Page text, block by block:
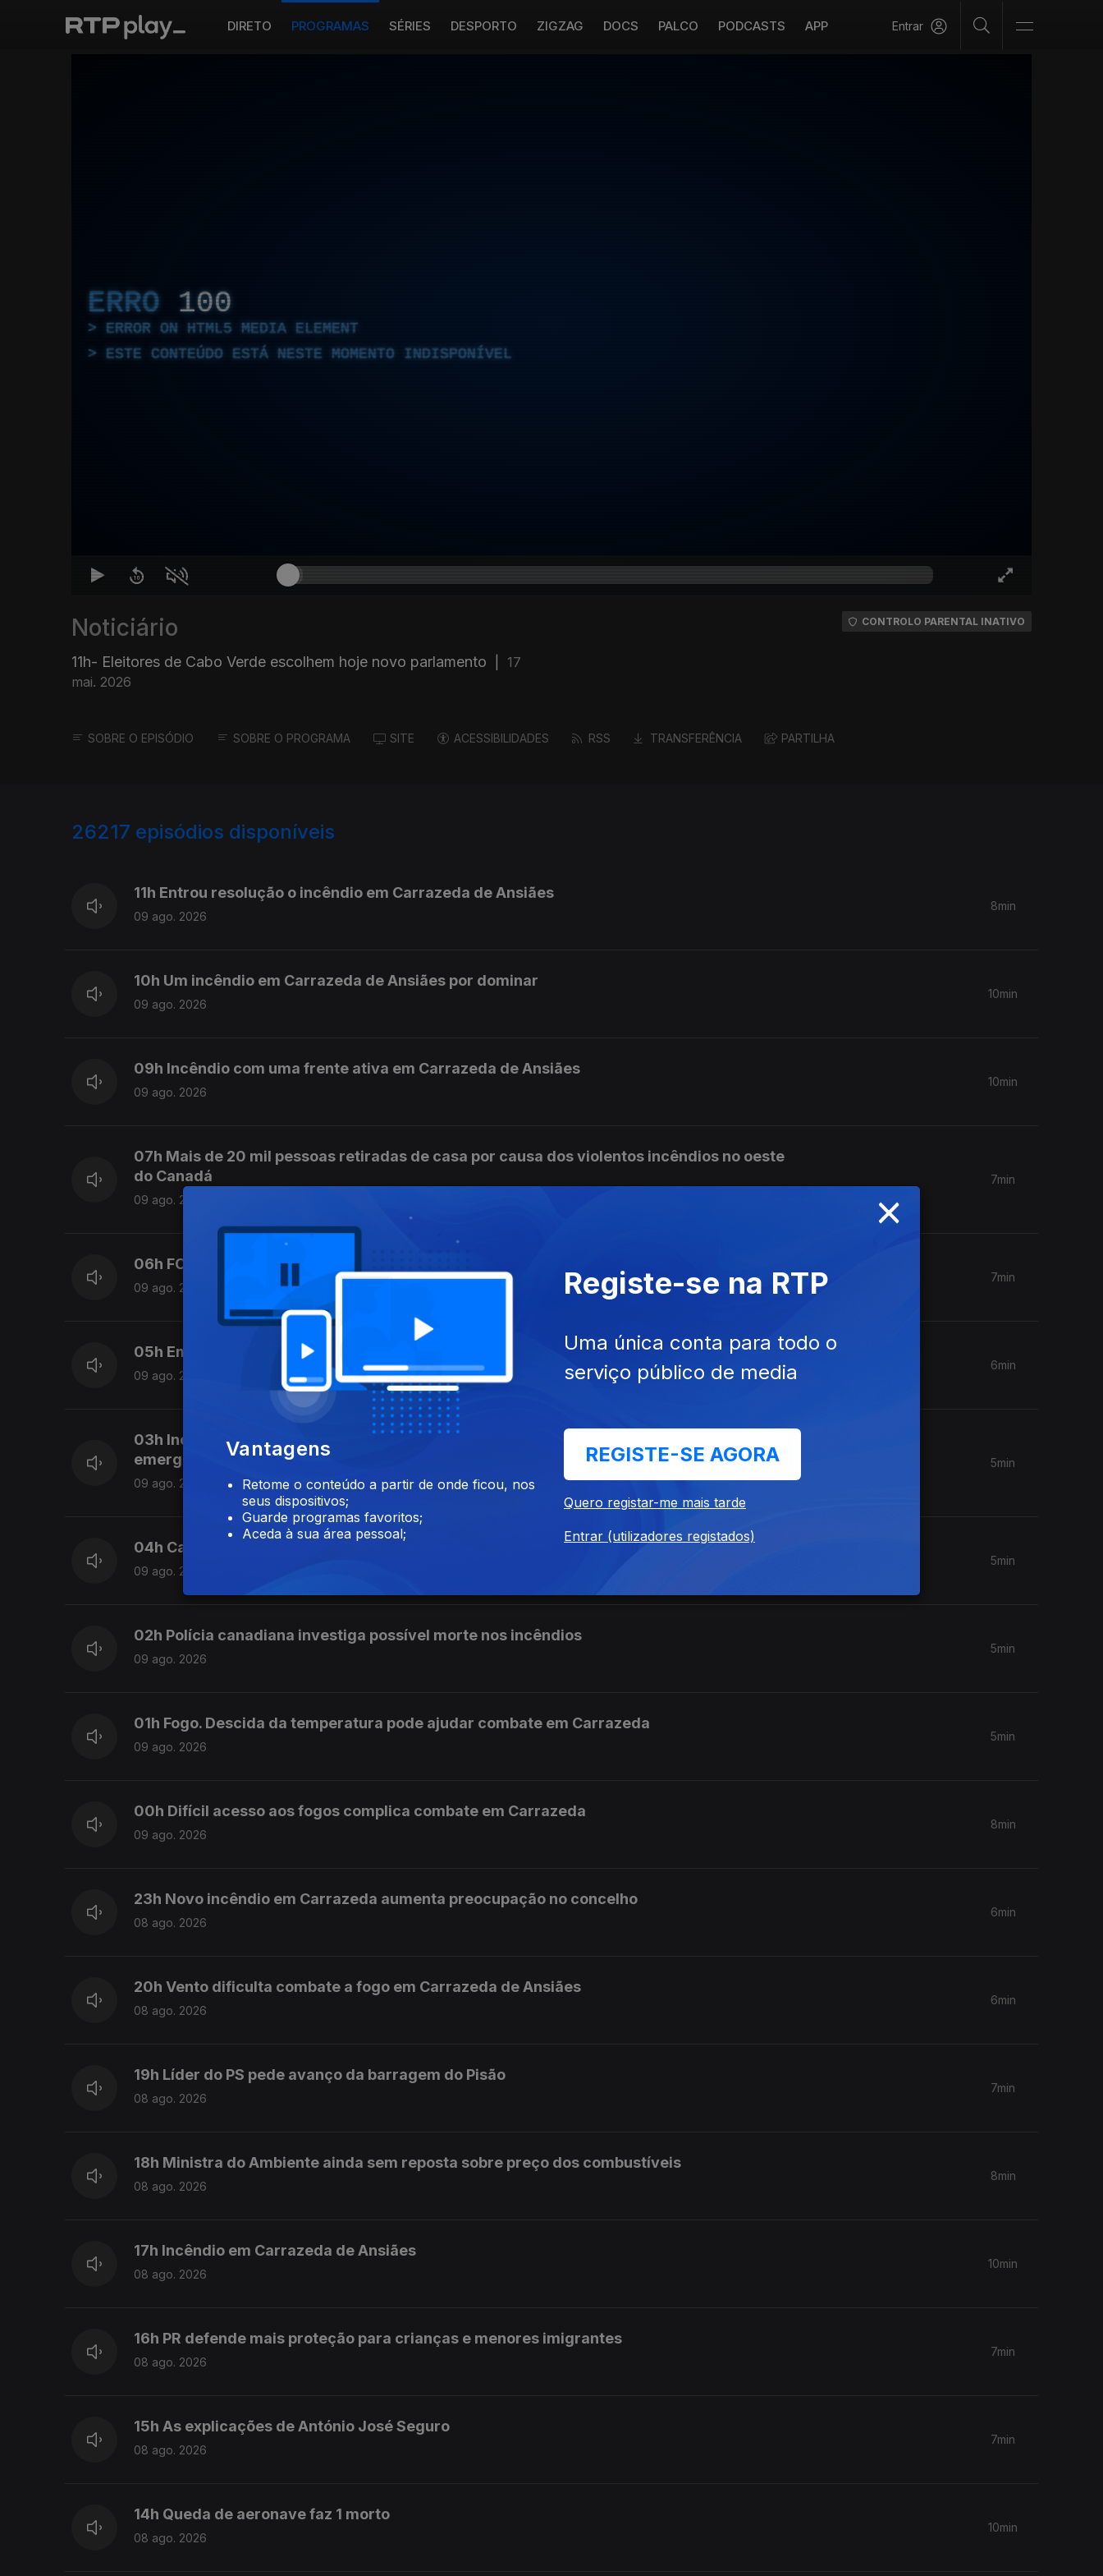
DIRETO PROGRAMAS SÉRIES DESPORTO ZIGZAG DOCS PALCO PODCASTS APP Entrar
ERRO 100
ERROR ON HTML5 MEDIA ELEMENT
ESTE CONTEÚDO ESTÁ NESTE MOMENTO INDISPONÍVEL
Noticiário
11h- Eleitores de Cabo Verde escolhem hoje novo parlamento
17
mai. 2026
CONTROLO PARENTAL INATIVO
SOBRE O EPISÓDIO SOBRE O PROGRAMA SITE ACESSIBILIDADES RSS TRANSFERÊNCIA PARTILHA
26217 episódios disponíveis
11h Entrou resolução o incêndio em Carrazeda de Ansiães
09 ago. 2026
8min
10h Um incêndio em Carrazeda de Ansiães por dominar
09 ago. 2026
10min
09h Incêndio com uma frente ativa em Carrazeda de Ansiães
09 ago. 2026
10min
07h Mais de 20 mil pessoas retiradas de casa por causa dos violentos incêndios no oeste
do Canadá
09 ago. 2026
7min
06h FC Porto inicia hoje a defesa do título de campeão nacional de futebol
09 ago. 2026
7min
05h Em resolução uma das frentes de fogo ativas em Carrazeda de Ansiães
09 ago. 2026
6min
03h Incêndios. Província canadiana da Colúmbia Britânica declara estado de
emergência
09 ago. 2026
5min
04h Carneiro acusa Luís Montenegro de mentir sobre as férias
09 ago. 2026
5min
02h Polícia canadiana investiga possível morte nos incêndios
09 ago. 2026
5min
01h Fogo. Descida da temperatura pode ajudar combate em Carrazeda
09 ago. 2026
5min
00h Difícil acesso aos fogos complica combate em Carrazeda
09 ago. 2026
8min
23h Novo incêndio em Carrazeda aumenta preocupação no concelho
08 ago. 2026
6min
20h Vento dificulta combate a fogo em Carrazeda de Ansiães
08 ago. 2026
6min
19h Líder do PS pede avanço da barragem do Pisão
08 ago. 2026
7min
18h Ministra do Ambiente ainda sem reposta sobre preço dos combustíveis
08 ago. 2026
8min
17h Incêndio em Carrazeda de Ansiães
08 ago. 2026
10min
16h PR defende mais proteção para crianças e menores imigrantes
08 ago. 2026
7min
15h As explicações de António José Seguro
08 ago. 2026
7min
14h Queda de aeronave faz 1 morto
08 ago. 2026
10min
×
Vantagens
Retome o conteúdo a partir de onde ficou, nos
seus dispositivos;
Guarde programas favoritos;
Aceda à sua área pessoal;
Registe-se na RTP
Uma única conta para todo o
serviço público de media
REGISTE-SE AGORA
Quero registar-me mais tarde
Entrar (utilizadores registados)